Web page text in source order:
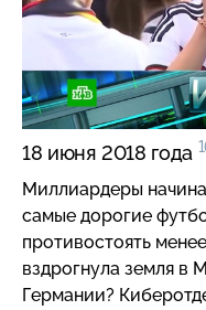
соседям просить
сторонников ее
мигрантов? И не
с беженцами
18 июня 2018 года
Миллиардеры
самые дорогие
противостоять
вздрогнула земля в
Германии? Киберотдел США объявил войну всему